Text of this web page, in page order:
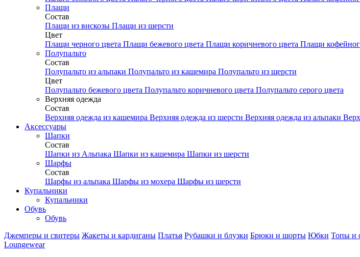
Плащи
Состав
Плащи из вискозы Плащи из шерсти
Цвет
Плащи черного цвета Плащи бежевого цвета Плащи коричневого цвета Плащи
Полупальто
Состав
Полупальто из альпаки Полупальто из кашемира Полупальто из шерсти
Цвет
Полупальто бежевого цвета Полупальто коричневого цвета Полупальто серого цвета
Верхняя одежда
Состав
Верхняя одежда из кашемира Верхняя одежда из шерсти Верхняя одежда из альпаки
Аксесcуары
Шапки
Состав
Шапки из Альпака Шапки из кашемира Шапки из шерсти
Шарфы
Состав
Шарфы из альпака Шарфы из мохера Шарфы из шерсти
Купальники
Купальники
Обувь
Обувь
Джемперы и свитеры Жакеты и кардиганы Платья Рубашки и блузки Брюки и шорты Юбки Топы и
Loungewear